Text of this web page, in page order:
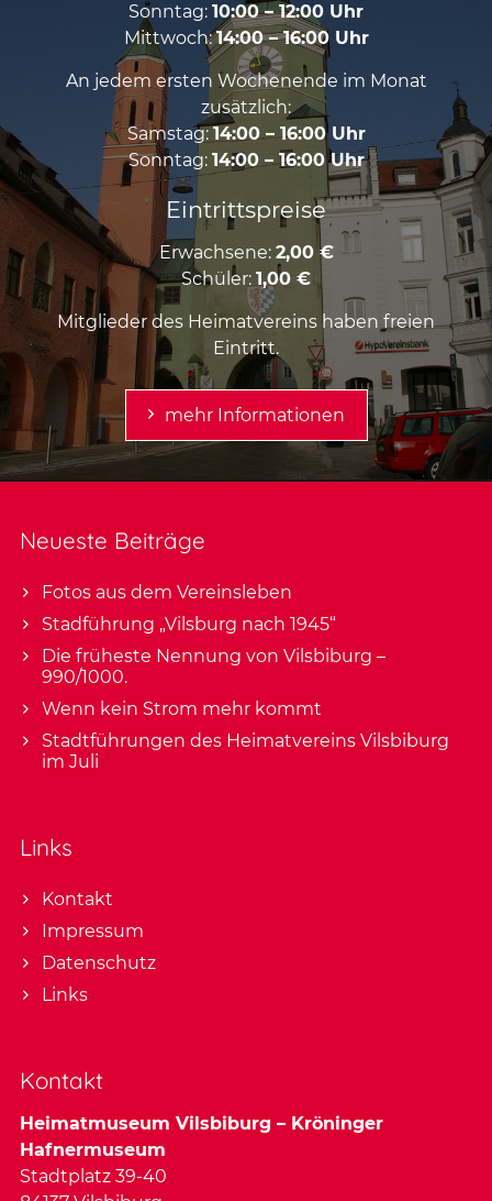
Sonntag: 10:00 – 12:00 Uhr
Mittwoch:14:00 – 16:00 Uhr
An jedem ersten Wochenende im Monat
zusätzlich:
Samstag:14:00 – 16:00 Uhr
Sonntag: 14:00 – 16:00 Uhr
Eintrittspreise
Erwachsene: 2,00 €
Schüler: 1,00 €
Mitglieder des Heimatvereins haben freien
Eintritt.
mehr Informationen
Neueste Beiträge
Fotos aus dem Vereinsleben
Stadführung „Vilsburg nach 1945“
Die früheste Nennung von Vilsbiburg –
990/1000.
Wenn kein Strom mehr kommt
Stadtführungen des Heimatvereins Vilsbiburg
im Juli
Links
Kontakt
Impressum
Datenschutz
Links
Kontakt
Heimatmuseum Vilsbiburg – Kröninger
Hafnermuseum
Stadtplatz 39-40